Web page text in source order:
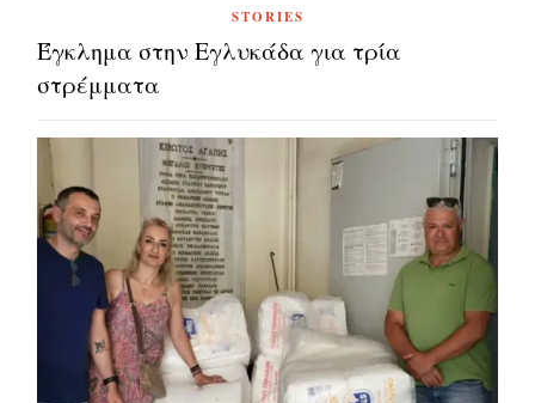
STORIES
Έγκλημα στην Εγλυκάδα για τρία
στρέμματα